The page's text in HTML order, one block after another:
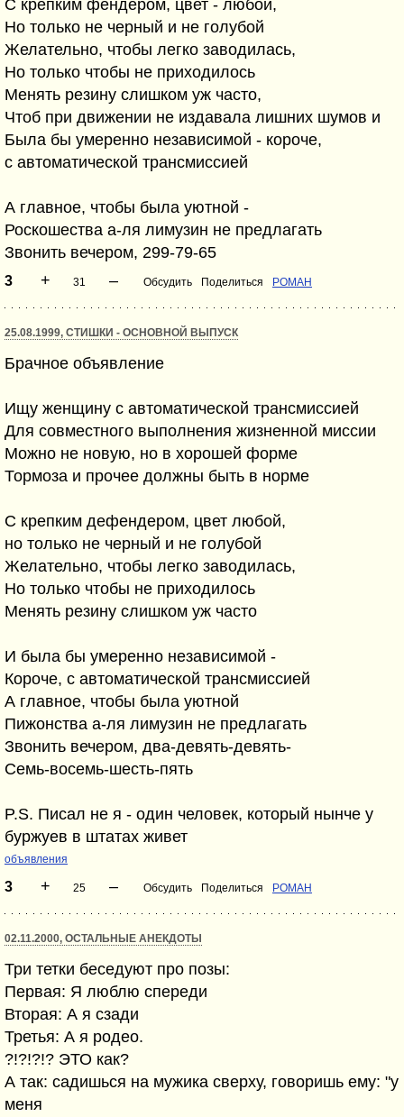
С крепким фендером, цвет - любой,
Но только не черный и не голубой
Желательно, чтобы легко заводилась,
Но только чтобы не приходилось
Менять резину слишком уж часто,
Чтоб при движении не издавала лишних шумов и
Была бы умеренно независимой - короче,
с автоматической трансмиссией
А главное, чтобы была уютной -
Роскошества а-ля лимузин не предлагать
Звонить вечером, 299-79-65
3 + 31 – Обсудить Поделиться POMAH
25.08.1999, СТИШКИ - ОСНОВНОЙ ВЫПУСК
Брачное объявление
Ищу женщину с автоматической трансмиссией
Для совместного выполнения жизненной миссии
Можно не новую, но в хорошей форме
Тормоза и прочее должны быть в норме
С крепким дефендером, цвет любой,
но только не черный и не голубой
Желательно, чтобы легко заводилась,
Но только чтобы не приходилось
Менять резину слишком уж часто
И была бы умеренно независимой -
Короче, с автоматической трансмиссией
А главное, чтобы была уютной
Пижонства а-ля лимузин не предлагать
Звонить вечером, два-девять-девять-
Семь-восемь-шесть-пять
P.S. Писал не я - один человек, который нынче у
буржуев в штатах живет
объявления
3 + 25 – Обсудить Поделиться POMAH
02.11.2000, ОСТАЛЬНЫЕ АНЕКДОТЫ
Три тетки беседуют про позы:
Первая: Я люблю спереди
Вторая: А я сзади
Третья: А я родео.
?!?!?!? ЭТО как?
А так: садишься на мужика сверху, говоришь ему: "у
меня